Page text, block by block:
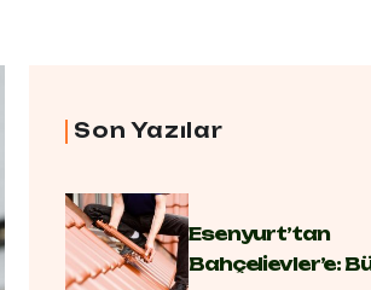
Son Yazılar
Esenyurt’tan
Bahçelievler’e: